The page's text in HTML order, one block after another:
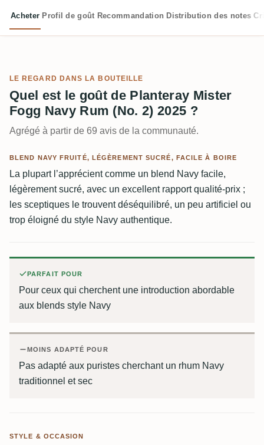
Acheter Profil de goût Recommandation Distribution des notes
LE REGARD DANS LA BOUTEILLE
Quel est le goût de Planteray Mister
Fogg Navy Rum (No. 2) 2025 ?
Agrégé à partir de 69 avis de la communauté.
BLEND NAVY FRUITÉ, LÉGÈREMENT SUCRÉ, FACILE À BOIRE
La plupart l’apprécient comme un blend Navy facile,
légèrement sucré, avec un excellent rapport qualité-prix ;
les sceptiques le trouvent déséquilibré, un peu artificiel ou
trop éloigné du style Navy authentique.
PARFAIT POUR
Pour ceux qui cherchent une introduction abordable
aux blends style Navy
MOINS ADAPTÉ POUR
Pas adapté aux puristes cherchant un rhum Navy
traditionnel et sec
STYLE & OCCASION